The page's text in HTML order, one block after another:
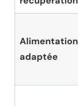
Alimentation
adaptée